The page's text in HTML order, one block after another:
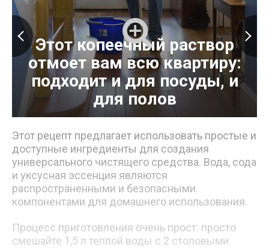
Этот копеечный раствор
отмоет вам всю квартиру:
подходит и для посуды, и
для полов
Этот рецепт предлагает использовать простые и
доступные ингредиенты для создания
универсального чистящего средства. Вода, сода
и уксусная эссенция являются
распространенными и безопасными
компонентами для домашнего использования.
Процесс приготовления очень прост: просто
смешайте 1,5 л теплой воды с 2 столовыми